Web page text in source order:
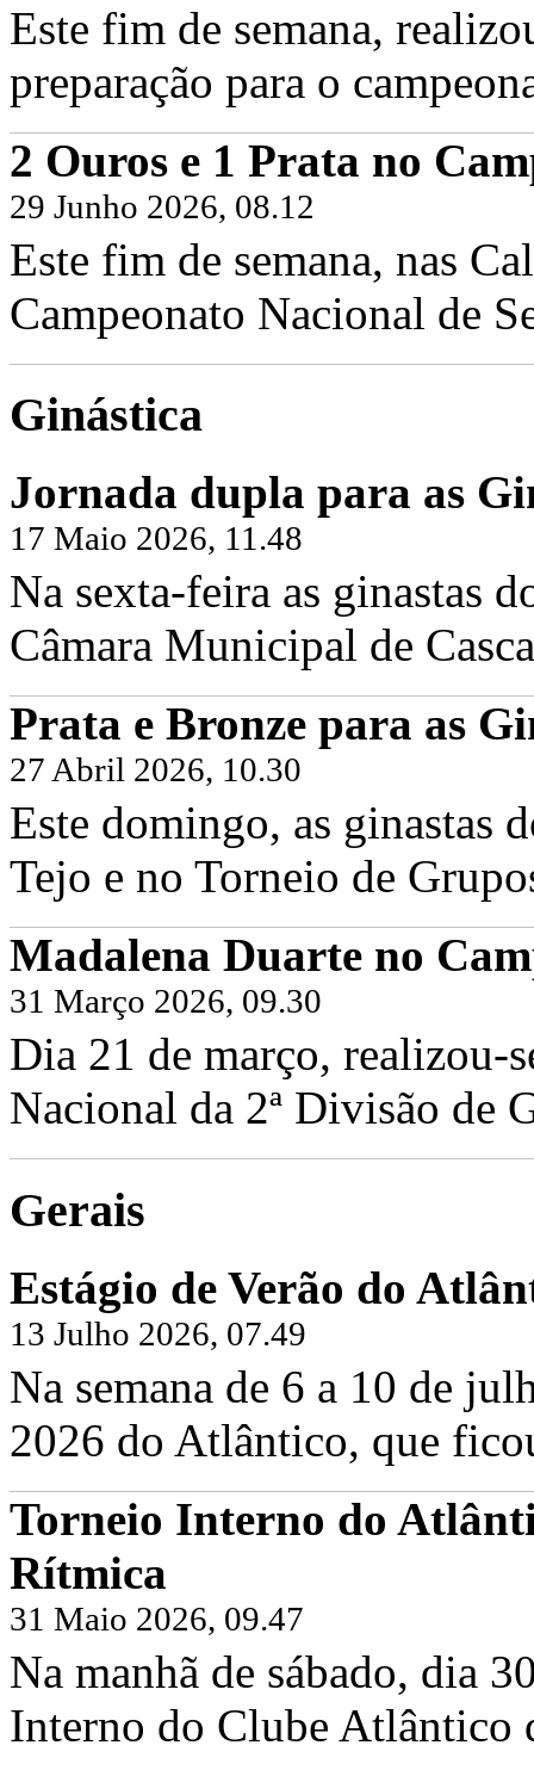
Este fim de semana,
preparação para o
2 Ouros e 1 Prata no
29 Junho 2026, 08.12
Este fim de semana, nas
Campeonato Nacional de
Ginástica
Jornada dupla para as
17 Maio 2026, 11.48
Na sexta-feira as ginastas
Câmara Municipal de
Prata e Bronze para as
27 Abril 2026, 10.30
Este domingo, as ginastas
Tejo e no Torneio de
Madalena Duarte no
31 Março 2026, 09.30
Dia 21 de março, realizou-
Nacional da 2ª Divisão de
Gerais
Estágio de Verão do
13 Julho 2026, 07.49
Na semana de 6 a 10 de
2026 do Atlântico, que
Torneio Interno do
Rítmica
31 Maio 2026, 09.47
Na manhã de sábado, dia
Interno do Clube Atlântico